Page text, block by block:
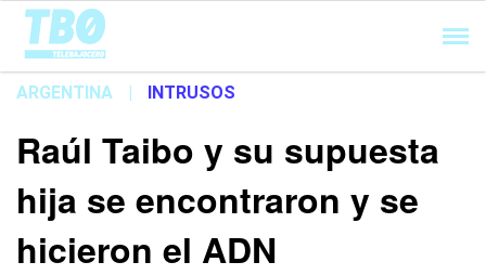
Cargando...
ARGENTINA | INTRUSOS
Raúl Taibo y su supuesta
hija se encontraron y se
hicieron el ADN